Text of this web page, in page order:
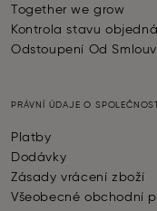
Together we grow
Kontrola stavu
Odstoupení Od
PRÁVNÍ ÚDAJE O
Platby
Dodávky
Zásady vrácení zboží
Všeobecné obchodní